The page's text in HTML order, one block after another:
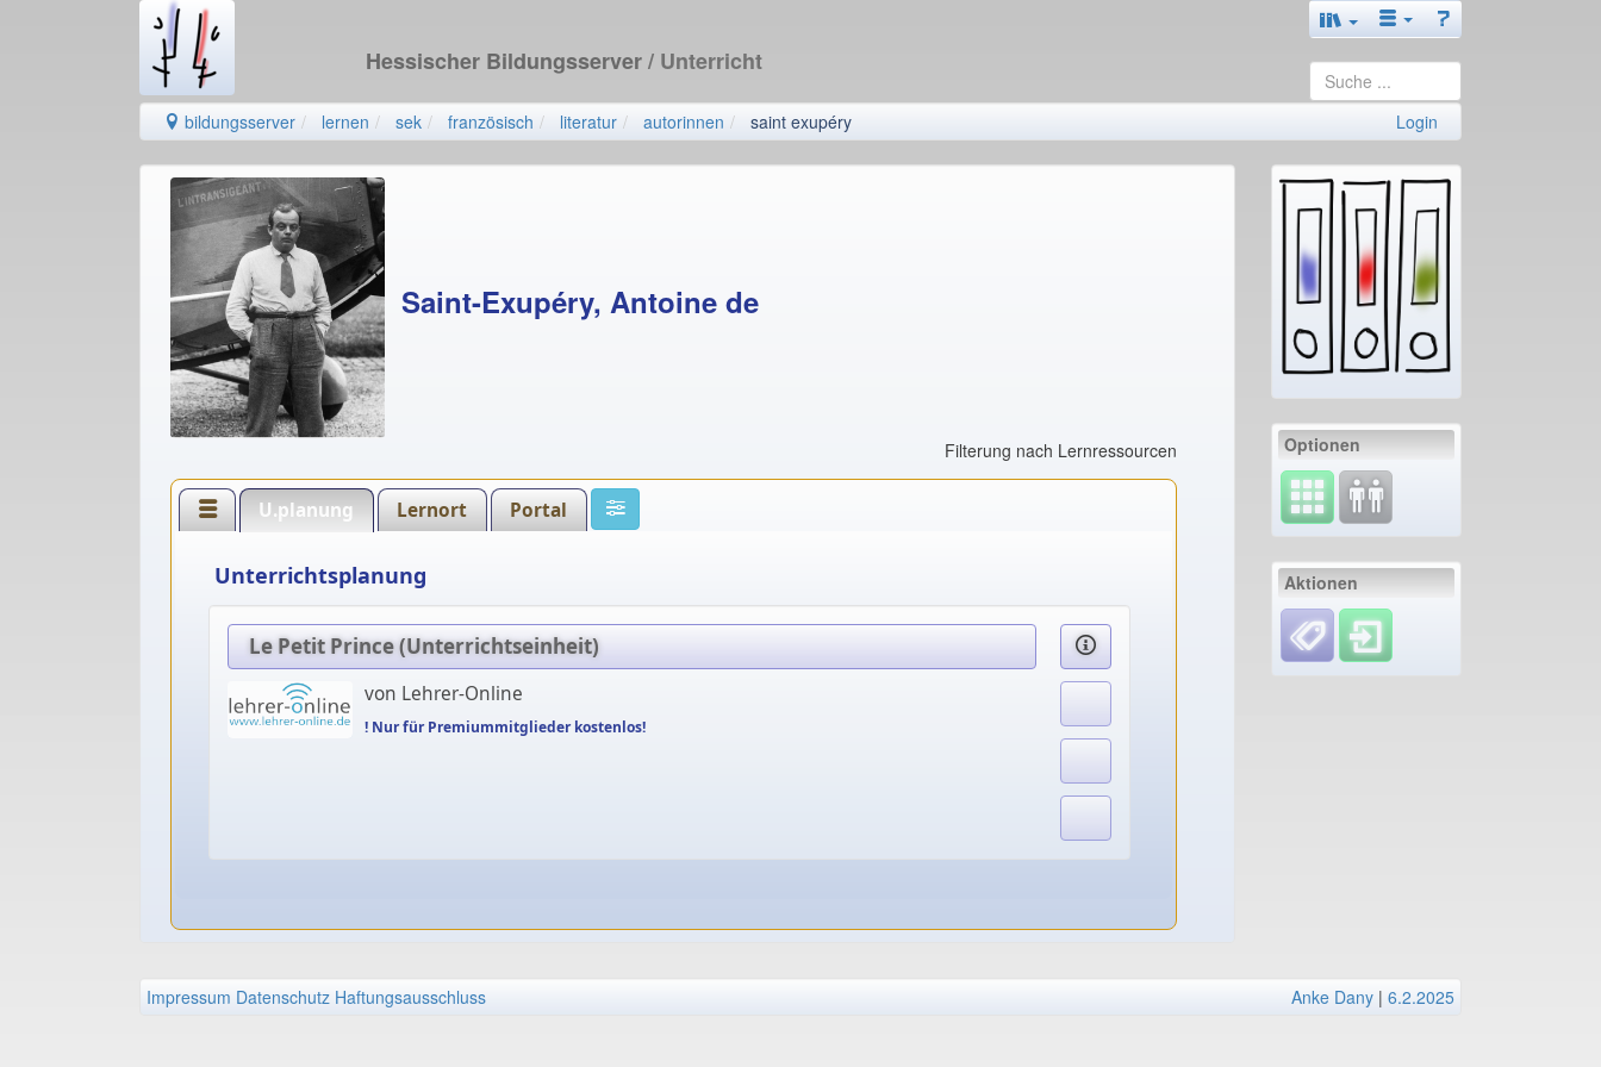
Hessischer Bildungsserver/ Unterricht
bildungsserver lernen sek französisch literatur autorinnen saint exupéry Login
Saint-Exupéry, Antoine de
Filterung nach Lernressourcen
U.planung Lernort Portal
Unterrichtsplanung
Le Petit Prince (Unterrichtseinheit)
von Lehrer-Online
! Nur für Premiummitglieder kostenlos!
Optionen
Aktionen
Impressum Datenschutz Haftungsausschluss Anke Dany | 6.2.2025